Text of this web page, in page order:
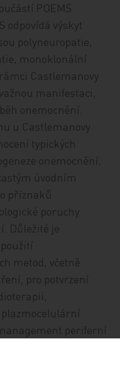
POEMS
odpovídá výskyt
polyneuropatie,
monoklonální
Castlemanovy
manifestaci,
onemocnění.
u Castlemanovy
typických
onemocnění,
úvodním
příznaků
poruchy
Důležité je
metod, včetně
pro potvrzení
periferní